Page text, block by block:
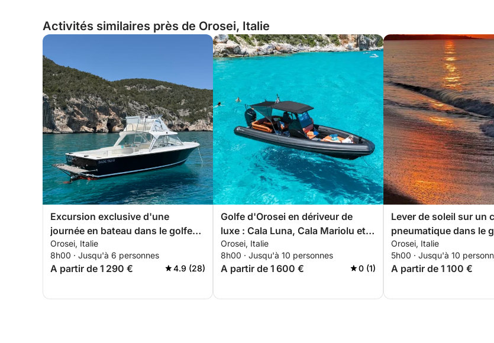
Activités similaires près de Orosei, Italie
Excursion exclusive d'une
journée en bateau dans le golfe
d'Orosei
Orosei, Italie
8h00 · Jusqu'à 6 personnes
A partir de 1 290 € 4.9 (28)
Golfe d'Orosei en dériveur de
luxe : Cala Luna, Cala Mariolu et
les plus belles criques
Orosei, Italie
8h00 · Jusqu'à 10 personnes
A partir de 1 600 € 0 (1)
Lever de soleil sur un
pneumatique dans le
d'Orosei : petit-
criques à l'aube
Orosei, Italie
5h00 · Jusqu'à 10
A partir de 1 100 €